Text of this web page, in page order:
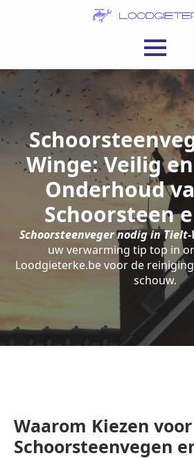
Winge: Veilig
Onderhoud
Schoorsteen
Schoorsteenveger nodig in Tielt-
uw verwarming tip top in
Loodgieterke.be voor de
schouw.
Waarom Kiezen voor
Schoorsteenvegen